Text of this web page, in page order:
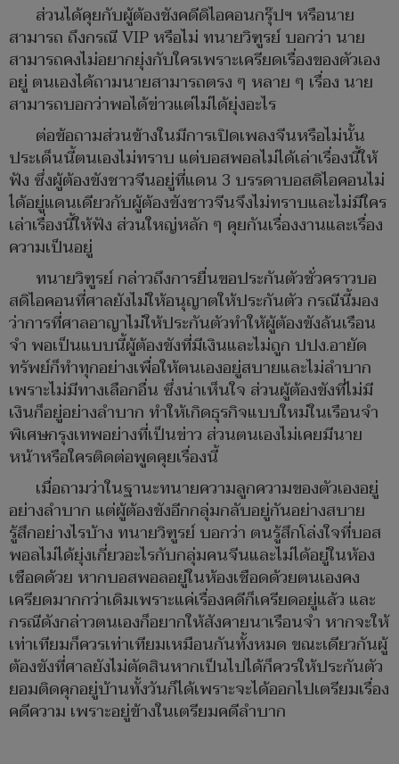
ส่วนได้คุยกับผู้ต้องขังคดีดิไอคอนกรุ๊ปฯ หรือนาย
สามารถ ถึงกรณี VIP หรือไม่ ทนายวิฑูรย์ บอกว่า นาย
สามารถคงไม่อยากยุ่งกับใครเพราะเครียดเรื่องของตัวเอง
อยู่ ตนเองได้ถามนายสามารถตรง ๆ หลาย ๆ เรื่อง นาย
สามารถบอกว่าพอได้ข่าวแต่ไม่ได้ยุ่งอะไร
ต่อข้อถามส่วนข้างในมีการเปิดเพลงจีนหรือไม่นั้น
ประเด็นนี้ตนเองไม่ทราบ แต่บอสพอลไม่ได้เล่าเรื่องนี้ให้
ฟัง ซึ่งผู้ต้องขังชาวจีนอยู่ที่แดน 3 บรรดาบอสดิไอคอนไม่
ได้อยู่แดนเดียวกับผู้ต้องขังชาวจีนจึงไม่ทราบและไม่มีใคร
เล่าเรื่องนี้ให้ฟัง ส่วนใหญ่หลัก ๆ คุยกันเรื่องงานและเรื่อง
ความเป็นอยู่
ทนายวิฑูรย์ กล่าวถึงการยื่นขอประกันตัวชั่วคราวบอ
สดิไอคอนที่ศาลยังไม่ให้อนุญาตให้ประกันตัว กรณีนี้มอง
ว่าการที่ศาลอาญาไม่ให้ประกันตัวทำให้ผู้ต้องขังล้นเรือน
จำ พอเป็นแบบนี้ผู้ต้องขังที่มีเงินและไม่ถูก ปปง.อายัด
ทรัพย์ก็ทำทุกอย่างเพื่อให้ตนเองอยู่สบายและไม่ลำบาก
เพราะไม่มีทางเลือกอื่น ซึ่งน่าเห็นใจ ส่วนผู้ต้องขังที่ไม่มี
เงินก็อยู่อย่างลำบาก ทำให้เกิดธุรกิจแบบใหม่ในเรือนจำ
พิเศษกรุงเทพอย่างที่เป็นข่าว ส่วนตนเองไม่เคยมีนาย
หน้าหรือใครติดต่อพูดคุยเรื่องนี้
เมื่อถามว่าในฐานะทนายความลูกความของตัวเองอยู่
อย่างลำบาก แต่ผู้ต้องขังอีกกลุ่มกลับอยู่กันอย่างสบาย
รู้สึกอย่างไรบ้าง ทนายวิฑูรย์ บอกว่า ตนรู้สึกโล่งใจที่บอส
พอลไม่ได้ยุ่งเกี่ยวอะไรกับกลุ่มคนจีนและไม่ได้อยู่ในห้อง
เชือดด้วย หากบอสพอลอยู่ในห้องเชือดด้วยตนเองคง
เครียดมากกว่าเดิมเพราะแค่เรื่องคดีก็เครียดอยู่แล้ว และ
กรณีดังกล่าวตนเองก็อยากให้สังคายนาเรือนจำ หากจะให้
เท่าเทียมก็ควรเท่าเทียมเหมือนกันทั้งหมด ขณะเดียวกันผู้
ต้องขังที่ศาลยังไม่ตัดสินหากเป็นไปได้ก็ควรให้ประกันตัว
ยอมติดคุกอยู่บ้านทั้งวันก็ได้เพราะจะได้ออกไปเตรียมเรื่อง
คดีความ เพราะอยู่ข้างในเตรียมคดีลำบาก